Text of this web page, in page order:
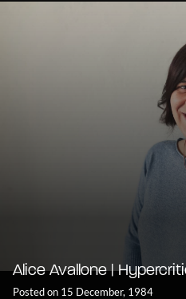
Alice Avallone |
Posted on 15 December, 1984